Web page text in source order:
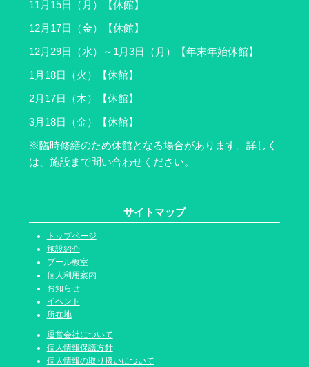
11月15日（月）【休館】
12月17日（金）【休館】
12月29日（水）～1月3日（月）【年末年始休館】
1月18日（火）【休館】
2月17日（木）【休館】
3月18日（金）【休館】
※臨時修繕のため休館となる場合があります。詳しく
は、施設まで問い合わせください。
サイトマップ
トップページ
施設紹介
プール教室
個人利用案内
お知らせ
イベント
所在地
運営会社について
個人情報保護方針
個人情報の取り扱いについて